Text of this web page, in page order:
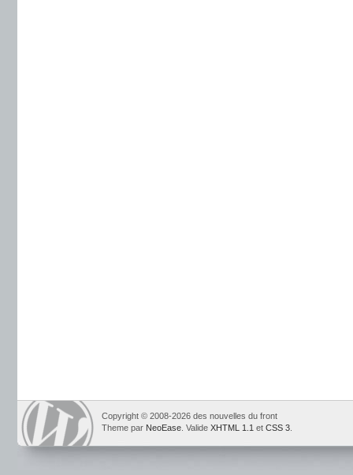
Copyright © 2008-2026 des nouvelles du front
Theme par NeoEase . Valide XHTML 1.1 et CSS 3